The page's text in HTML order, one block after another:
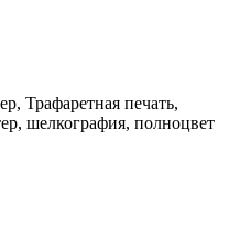
Трафаретная печать,
шелкография, полноцвет